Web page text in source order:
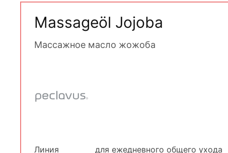
Massageöl Jojoba
Массажное масло жожоба
Линия
для ежедневного общего ухода